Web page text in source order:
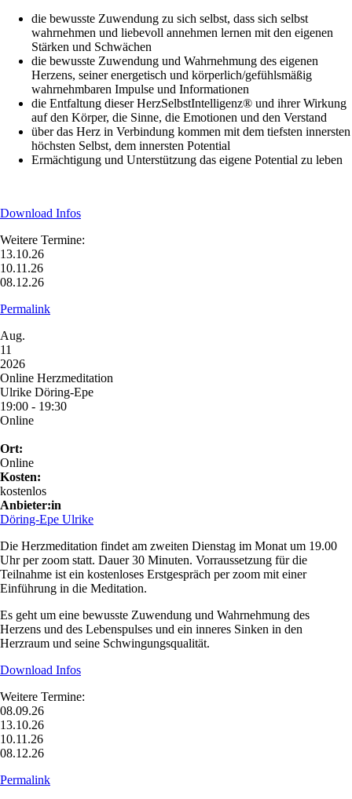
die bewusste Zuwendung zu sich selbst, dass sich selbst
wahrnehmen und liebevoll annehmen lernen mit den eigenen
Stärken und Schwächen
die bewusste Zuwendung und Wahrnehmung des eigenen
Herzens, seiner energetisch und körperlich/gefühlsmäßig
wahrnehmbaren Impulse und Informationen
die Entfaltung dieser HerzSelbstIntelligenz® und ihrer Wirkung
auf den Körper, die Sinne, die Emotionen und den Verstand
über das Herz in Verbindung kommen mit dem tiefsten innersten
höchsten Selbst, dem innersten Potential
Ermächtigung und Unterstützung das eigene Potential zu leben
Download Infos
Weitere Termine:
13.10.26
10.11.26
08.12.26
Permalink
Aug.
11
2026
Online Herzmeditation
Ulrike Döring-Epe
19:00 - 19:30
Online
Ort:
Online
Kosten:
kostenlos
Anbieter:in
Döring-Epe Ulrike
Die Herzmeditation findet am zweiten Dienstag im Monat um 19.00
Uhr per zoom statt. Dauer 30 Minuten. Vorraussetzung für die
Teilnahme ist ein kostenloses Erstgespräch per zoom mit einer
Einführung in die Meditation.
Es geht um eine bewusste Zuwendung und Wahrnehmung des
Herzens und des Lebenspulses und ein inneres Sinken in den
Herzraum und seine Schwingungsqualität.
Download Infos
Weitere Termine:
08.09.26
13.10.26
10.11.26
08.12.26
Permalink